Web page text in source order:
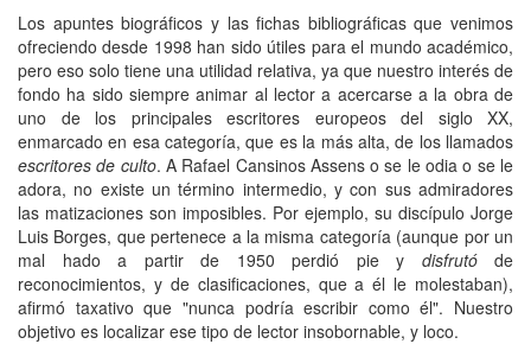
Los apuntes biográficos y las fichas bibliográficas que venimos
ofreciendo desde 1998 han sido útiles para el mundo académico,
pero eso solo tiene una utilidad relativa, ya que nuestro interés de
fondo ha sido siempre animar al lector a acercarse a la obra de
uno de los principales escritores europeos del siglo XX,
enmarcado en esa categoría, que es la más alta, de los llamados
escritores de culto. A Rafael Cansinos Assens o se le odia o se le
adora, no existe un término intermedio, y con sus admiradores
las matizaciones son imposibles. Por ejemplo, su discípulo Jorge
Luis Borges, que pertenece a la misma categoría (aunque por un
mal hado a partir de 1950 perdió pie y disfrutóde
reconocimientos, y de clasificaciones, que a él le molestaban),
afirmó taxativo que "nunca podría escribir como él". Nuestro
objetivo es localizar ese tipo de lector insobornable, y loco.